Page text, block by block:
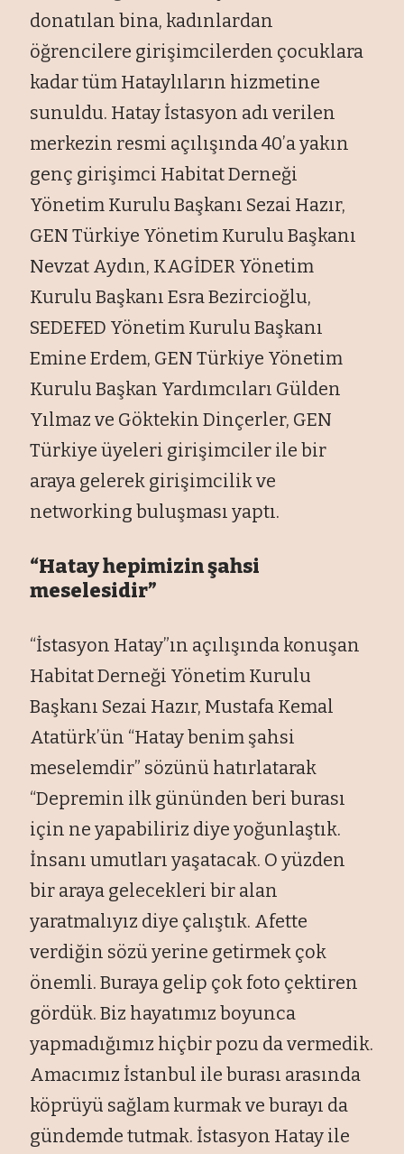
donatılan bina, kadınlardan
öğrencilere girişimcilerden çocuklara
kadar tüm Hataylıların hizmetine
sunuldu. Hatay İstasyon adı verilen
merkezin resmi açılışında 40’a yakın
genç girişimci Habitat Derneği
Yönetim Kurulu Başkanı Sezai Hazır,
GEN Türkiye Yönetim Kurulu Başkanı
Nevzat Aydın, KAGİDER Yönetim
Kurulu Başkanı Esra Bezircioğlu,
SEDEFED Yönetim Kurulu Başkanı
Emine Erdem, GEN Türkiye Yönetim
Kurulu Başkan Yardımcıları Gülden
Yılmaz ve Göktekin Dinçerler, GEN
Türkiye üyeleri girişimciler ile bir
araya gelerek girişimcilik ve
networking buluşması yaptı.
“Hatay hepimizin şahsi
meselesidir”
“İstasyon Hatay”ın açılışında konuşan
Habitat Derneği Yönetim Kurulu
Başkanı Sezai Hazır, Mustafa Kemal
Atatürk’ün “Hatay benim şahsi
meselemdir” sözünü hatırlatarak
“Depremin ilk gününden beri burası
için ne yapabiliriz diye yoğunlaştık.
İnsanı umutları yaşatacak. O yüzden
bir araya gelecekleri bir alan
yaratmalıyız diye çalıştık. Afette
verdiğin sözü yerine getirmek çok
önemli. Buraya gelip çok foto çektiren
gördük. Biz hayatımız boyunca
yapmadığımız hiçbir pozu da vermedik.
Amacımız İstanbul ile burası arasında
köprüyü sağlam kurmak ve burayı da
gündemde tutmak. İstasyon Hatay ile